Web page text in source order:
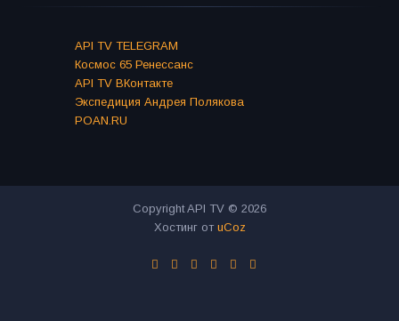
API TV TELEGRAM
Космос 65 Ренессанс
API TV ВКонтакте
Экспедиция Андрея Полякова
POAN.RU
Copyright API TV © 2026
Хостинг от uCoz